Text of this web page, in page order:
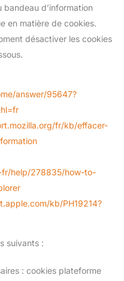
bandeau d’information
en matière de cookies.
désactiver les cookies
answer/95647?
fr/kb/effacer-
help/278835/how-to-
kb/PH19214?
suivants :
: cookies plateforme